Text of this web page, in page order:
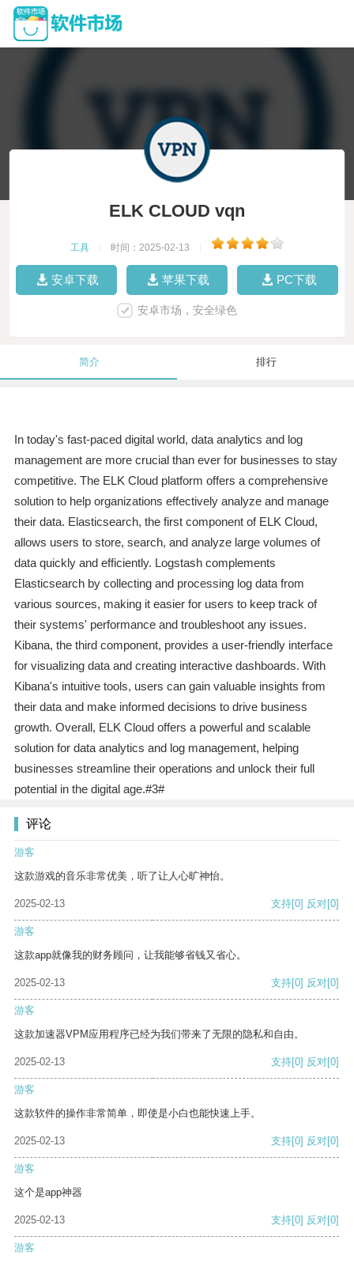
ELK CLOUD vqn
工具 时间：2025-02-13
安卓下载 苹果下载 PC下载
安卓市场，安全绿色
简介 排行
In today's fast-paced digital world, data analytics and log
management are more crucial than ever for businesses to stay
competitive. The ELK Cloud platform offers a comprehensive
solution to help organizations effectively analyze and manage
their data. Elasticsearch, the first component of ELK Cloud,
allows users to store, search, and analyze large volumes of
data quickly and efficiently. Logstash complements
Elasticsearch by collecting and processing log data from
various sources, making it easier for users to keep track of
their systems' performance and troubleshoot any issues.
Kibana, the third component, provides a user-friendly interface
for visualizing data and creating interactive dashboards. With
Kibana's intuitive tools, users can gain valuable insights from
their data and make informed decisions to drive business
growth. Overall, ELK Cloud offers a powerful and scalable
solution for data analytics and log management, helping
businesses streamline their operations and unlock their full
potential in the digital age.#3#
评论
游客
这款游戏的音乐非常优美，听了让人心旷神怡。
2025-02-13 支持[0] 反对[0]
游客
这款app就像我的财务顾问，让我能够省钱又省心。
2025-02-13 支持[0] 反对[0]
游客
这款加速器VPM应用程序已经为我们带来了无限的隐私和自由。
2025-02-13 支持[0] 反对[0]
游客
这款软件的操作非常简单，即使是小白也能快速上手。
2025-02-13 支持[0] 反对[0]
游客
这个是app神器
2025-02-13 支持[0] 反对[0]
游客